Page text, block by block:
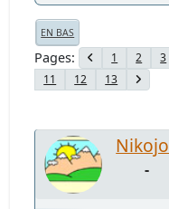
EN BAS
Pages 1 2 3
11
12 13
-